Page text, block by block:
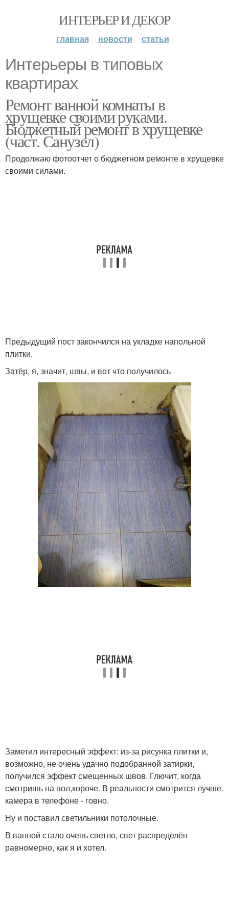
ИНТЕРЬЕР И ДЕКОР
главная новости статьи
Интерьеры в типовых
квартирах
Ремонт ванной комнаты в
хрущевке своими руками.
Бюджетный ремонт в хрущевке
(част. Санузел)
Продолжаю фотоотчет о бюджетном ремонте в хрущевке
своими силами.
Предыдущий пост закончился на укладке напольной
плитки.
Затёр, я, значит, швы, и вот что получилось
Заметил интересный эффект: из-за рисунка плитки и,
возможно, не очень удачно подобранной затирки,
получился эффект смещенных швов. Глючит, когда
смотришь на пол,короче. В реальности смотрится лучше.
камера в телефоне - говно.
Ну и поставил светильники потолочные.
В ванной стало очень светло, свет распределён
равномерно, как я и хотел.